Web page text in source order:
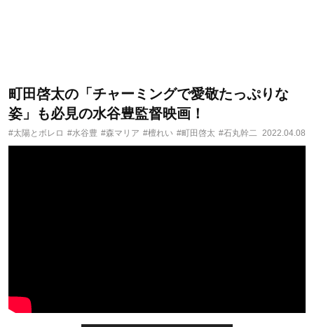
町田啓太の「チャーミングで愛敬たっぷりな
姿」も必見の水谷豊監督映画！
#太陽とボレロ #水谷豊 #森マリア #檀れい #町田啓太 #石丸幹二 2022.04.08